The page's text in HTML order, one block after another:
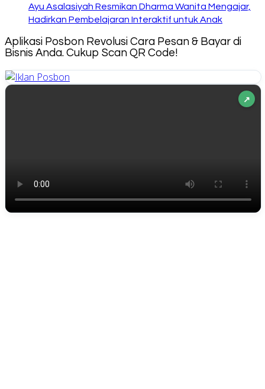
Ayu Asalasiyah Resmikan Dharma Wanita Mengajar,
Hadirkan Pembelajaran Interaktif untuk Anak
Aplikasi Posbon Revolusi Cara Pesan & Bayar di
Bisnis Anda. Cukup Scan QR Code!
↗